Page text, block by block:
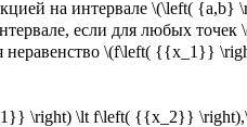
на интервале \(\left( {a,b}
если для любых
\(f\left( {{x_1}}
\right) \lt f\left( {{x_2}}